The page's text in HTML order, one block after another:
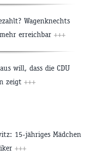
Wagenknechts
erreichbar +++
will, dass die CDU
zeigt +++
15-jähriges Mädchen
+++